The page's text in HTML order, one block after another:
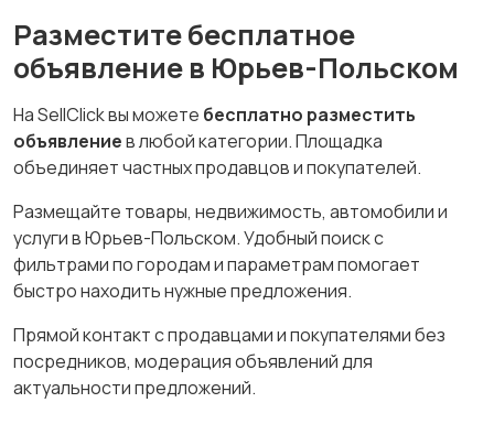
Разместите бесплатное
объявление в Юрьев-Польском
На SellClick вы можете бесплатно разместить
объявлениев любой категории. Площадка
объединяет частных продавцов и покупателей.
Размещайте товары, недвижимость, автомобили и
услуги в Юрьев-Польском. Удобный поиск с
фильтрами по городам и параметрам помогает
быстро находить нужные предложения.
Прямой контакт с продавцами и покупателями без
посредников, модерация объявлений для
актуальности предложений.